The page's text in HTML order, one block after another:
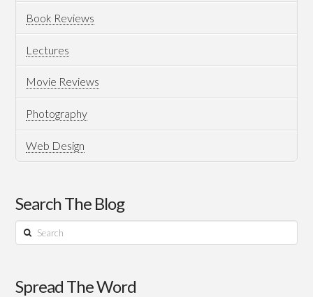
Book Reviews
Lectures
Movie Reviews
Photography
Web Design
Search The Blog
Search
Spread The Word